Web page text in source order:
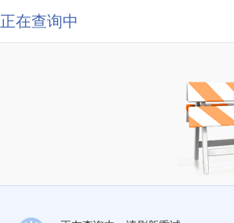
正在查询中